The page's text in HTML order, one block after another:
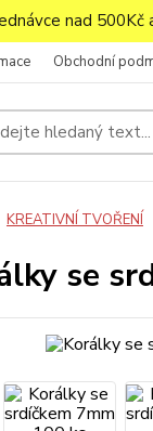
nad
Obchodní
KREATIVNÍ TVOŘENÍ
se